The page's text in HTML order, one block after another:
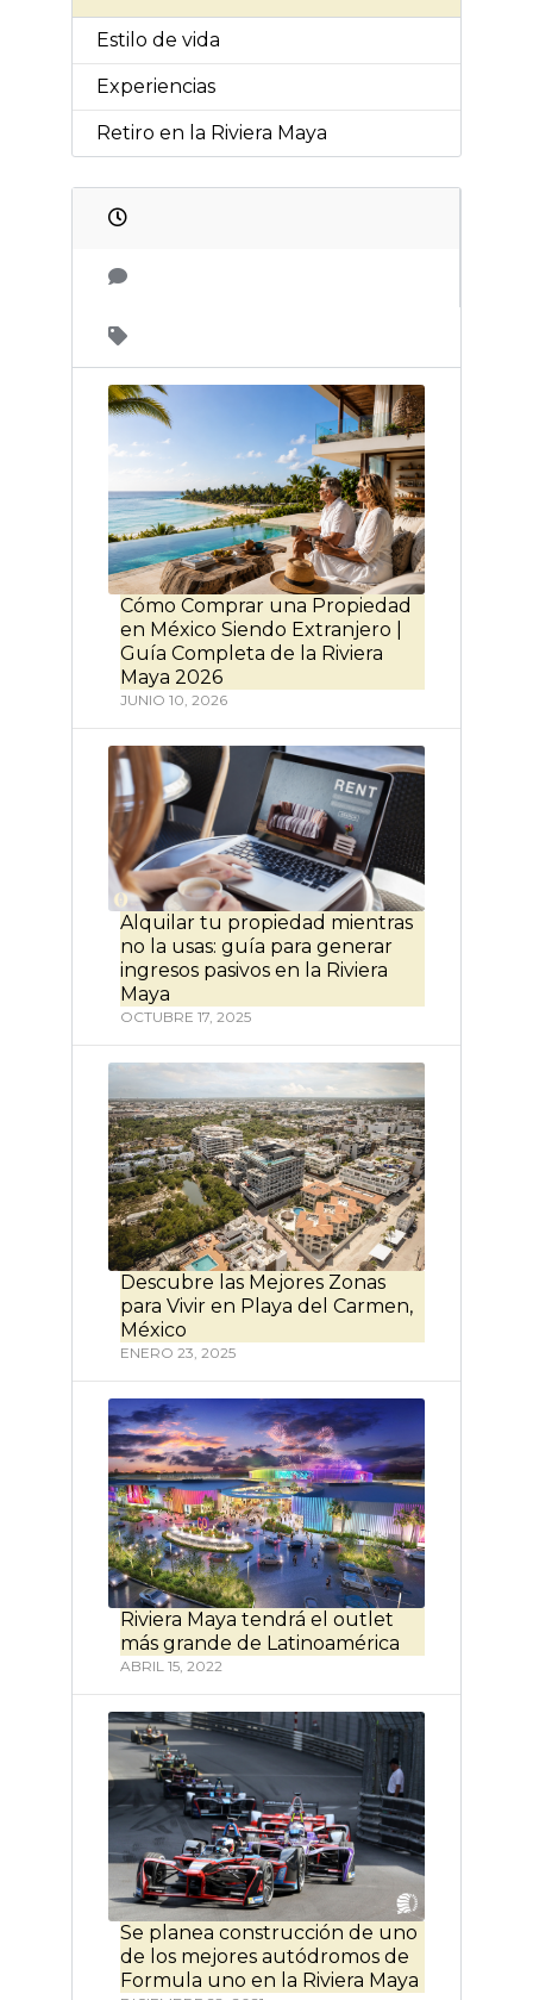
Estilo de vida
Experiencias
Retiro en la Riviera Maya
Cómo Comprar una Propiedad
en México Siendo Extranjero |
Guía Completa de la Riviera
Maya 2026
JUNIO 10, 2026
Alquilar tu propiedad mientras
no la usas: guía para generar
ingresos pasivos en la Riviera
Maya
OCTUBRE 17, 2025
Descubre las Mejores Zonas
para Vivir en Playa del Carmen,
México
ENERO 23, 2025
Riviera Maya tendrá el outlet
más grande de Latinoamérica
ABRIL 15, 2022
Se planea construcción de uno
de los mejores autódromos de
Formula uno en la Riviera Maya